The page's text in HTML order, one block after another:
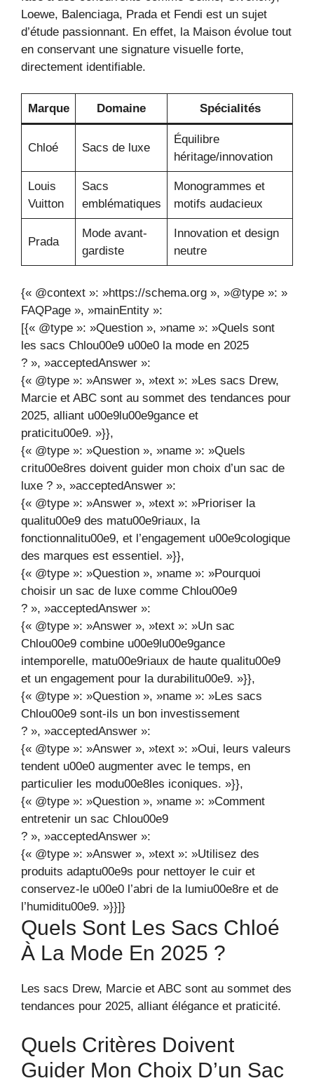
Loewe, Balenciaga, Prada et Fendi est un sujet
d’étude passionnant. En effet, la Maison évolue tout
en conservant une signature visuelle forte,
directement identifiable.
Marque Domaine Spécialités
Chloé Sacs de luxe
Équilibre
héritage/innovation
Louis
Vuitton
Sacs
emblématiques
Monogrammes et
motifs audacieux
Prada
Mode avant-
gardiste
Innovation et design
neutre
{« @context »: »https://schema.org », »@type »: »
FAQPage », »mainEntity »:
[{« @type »: »Question », »name »: »Quels sont
les sacs Chlou00e9 u00e0 la mode en 2025
? », »acceptedAnswer »:
{« @type »: »Answer », »text »: »Les sacs Drew,
Marcie et ABC sont au sommet des tendances pour
2025, alliant u00e9lu00e9gance et
praticitu00e9. »}},
{« @type »: »Question », »name »: »Quels
critu00e8res doivent guider mon choix d’un sac de
luxe ? », »acceptedAnswer »:
{« @type »: »Answer », »text »: »Prioriser la
qualitu00e9 des matu00e9riaux, la
fonctionnalitu00e9, et l’engagement u00e9cologique
des marques est essentiel. »}},
{« @type »: »Question », »name »: »Pourquoi
choisir un sac de luxe comme Chlou00e9
? », »acceptedAnswer »:
{« @type »: »Answer », »text »: »Un sac
Chlou00e9 combine u00e9lu00e9gance
intemporelle, matu00e9riaux de haute qualitu00e9
et un engagement pour la durabilitu00e9. »}},
{« @type »: »Question », »name »: »Les sacs
Chlou00e9 sont-ils un bon investissement
? », »acceptedAnswer »:
{« @type »: »Answer », »text »: »Oui, leurs valeurs
tendent u00e0 augmenter avec le temps, en
particulier les modu00e8les iconiques. »}},
{« @type »: »Question », »name »: »Comment
entretenir un sac Chlou00e9
? », »acceptedAnswer »:
{« @type »: »Answer », »text »: »Utilisez des
produits adaptu00e9s pour nettoyer le cuir et
conservez-le u00e0 l’abri de la lumiu00e8re et de
l’humiditu00e9. »}}]}
Quels Sont Les Sacs Chloé
À La Mode En 2025 ?
Les sacs Drew, Marcie et ABC sont au sommet des
tendances pour 2025, alliant élégance et praticité.
Quels Critères Doivent
Guider Mon Choix D’un Sac